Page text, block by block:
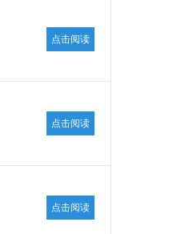
点击阅读
点击阅读
点击阅读